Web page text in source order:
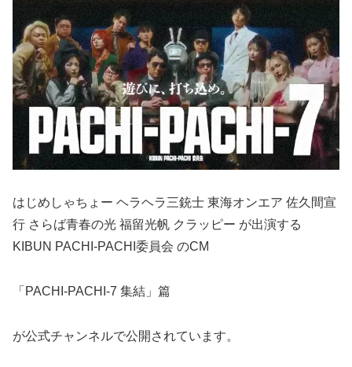
はじめしゃちょー ヘラヘラ三銃士 東海オンエア 佐久間宣
行 さらば青春の光 福留光帆 クラッピー が出演する
KIBUN PACHI-PACHI委員会 のCM
「PACHI-PACHI-7 集結」篇
が公式チャンネルで公開されています。